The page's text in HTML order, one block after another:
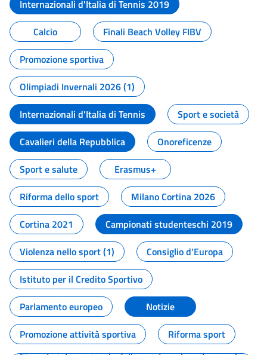
Internazionali d'Italia di Tennis 2019
Calcio
Finali Beach Volley FIBV
Promozione sportiva
Olimpiadi Invernali 2026 (1)
Internazionali d'Italia di Tennis
Sport e società
Cavalieri della Repubblica
Onoreficenze
Sport e salute
Erasmus+
Riforma dello sport
Milano Cortina 2026
Cortina 2021
Campionati studenteschi 2019
Violenza nello sport (1)
Consiglio d'Europa
Istituto per il Credito Sportivo
Parlamento europeo
Notizie
Promozione attività sportiva
Riforma sport